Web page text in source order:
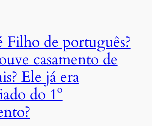
Filho de português?
casamento de
Ele já era
do 1º